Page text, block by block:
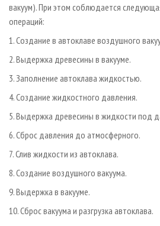
вакуум). При этом соблюдается
операций:
1. Создание в автоклаве воздушного
2. Выдержка древесины в вакууме.
3. Заполнение автоклава жидкостью.
4. Создание жидкостного давления.
5. Выдержка древесины в жидкости под
6. Сброс давления до атмосферного.
7. Слив жидкости из автоклава.
8. Создание воздушного вакуума.
9. Выдержка в вакууме.
10. Сброс вакуума и разгрузка автоклава.